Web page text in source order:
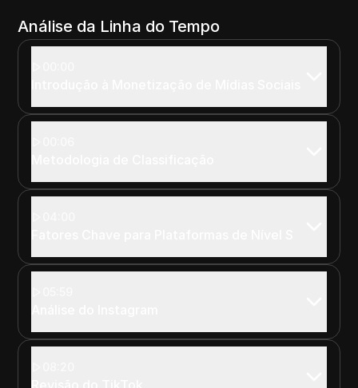
Análise da Linha do Tempo